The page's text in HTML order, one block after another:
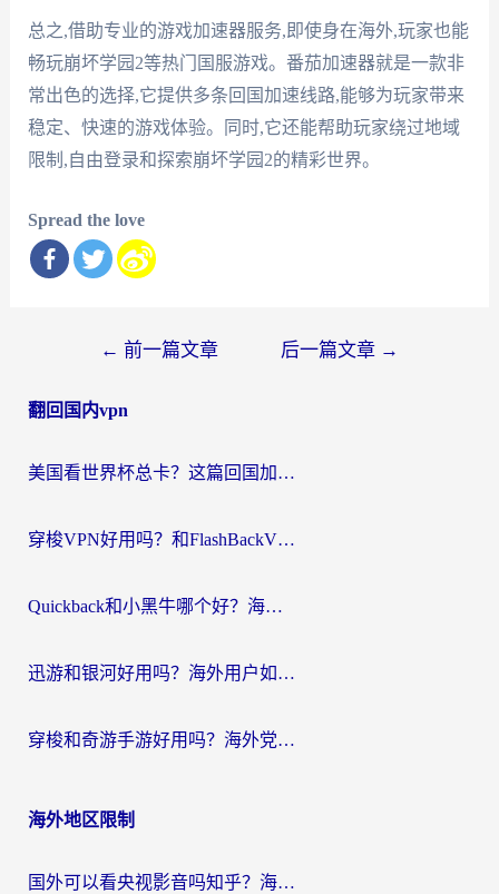
总之,借助专业的游戏加速器服务,即使身在海外,玩家也能
畅玩崩坏学园2等热门国服游戏。番茄加速器就是一款非
常出色的选择,它提供多条回国加速线路,能够为玩家带来
稳定、快速的游戏体验。同时,它还能帮助玩家绕过地域
限制,自由登录和探索崩坏学园2的精彩世界。
Spread the love
导
← 前一篇文章 后一篇文章 →
翻回国内vpn
美国看世界杯总卡？这篇回国加速器指南帮你无缝刷国内资源（附苹果手机VPN设置步骤）
穿梭VPN好用吗？和FlashBackVPN对比哪个回国效果更好？
Quickback和小黑牛哪个好？海外党亲测指南，选对回国加速器秒回国内
迅游和银河好用吗？海外用户如何选择回国加速器实现无缝访问国内资源
穿梭和奇游手游好用吗？海外党亲测3款回国加速器，附蜜蜂加速器七天试用攻略
海外地区限制
国外可以看央视影音吗知乎？海外党亲测有效的回国加速方案